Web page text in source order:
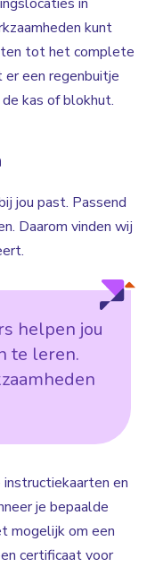
kunt
tot het complete
er een regenbuitje
kas of blokhut.
jou past. Passend
Daarom vinden wij
helpen jou
te leren.
instructiekaarten en
je bepaalde
mogelijk om een
certificaat voor